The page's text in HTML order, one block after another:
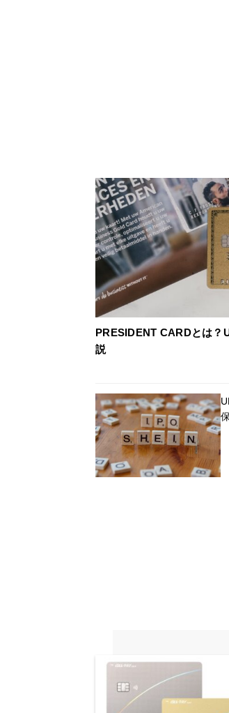
PRESIDENT CARDとは？
説